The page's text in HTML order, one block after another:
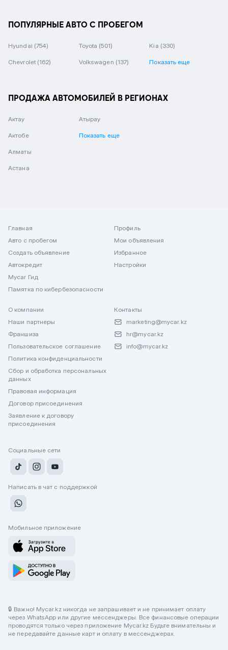
ПОПУЛЯРНЫЕ АВТО С ПРОБЕГОМ
Hyundai (754) Toyota (501) Kia (330)
Chevrolet (162) Volkswagen (137) Показать еще
ПРОДАЖА АВТОМОБИЛЕЙ В РЕГИОНАХ
Актау
Актобе
Алматы
Астана
Атырау
Показать еще
Главная
Авто с пробегом
Создать объявление
Автокредит
Mycar Гид
Памятка по кибербезопасности
Профиль
Мои объявления
Избранное
Настройки
О компании
Наши партнеры
Франшиза
Пользовательское соглашение
Политика конфиденциальности
Сбор и обработка персональных
данных
Правовая информация
Договор присоединения
Заявление к договору
присоединения
Контакты
marketing@mycar.kz
hr@mycar.kz
info@mycar.kz
Социальные сети
Написать в чат с поддержкой
Мобильное приложение
🔒 Важно! Mycar.kz никогда не запрашивает и не принимает оплату
через WhatsApp или другие мессенджеры. Все финансовые операции
проводятся только через приложение Mycar.kz Будьте внимательны и
не передавайте данные карт и оплату в мессенджерах.